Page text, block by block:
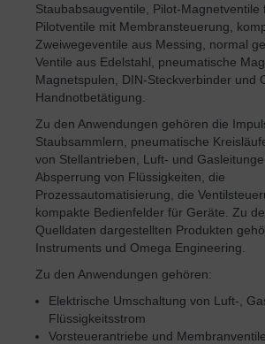
Staubabsaugventile, Pilot-Magnetventile
Pilotventile mit Membransteuerung,
Zweiwegeventile aus Messing, normal
Ventile aus Edelstahl, pneumatische
Magnetspulen, DIN-Steckverbinder und
Handnotbetätigung.
Zu den Anwendungen gehören die
Staubsammlern, pneumatische
von Stellantrieben, Luft- und
Absperrung von Flüssigkeiten, die
Prozessautomatisierung, die
kompakte Bedienfelder für Geräte. Zu
Quelldaten dargestellten Produkten
Instruments und Omega Engineering.
Zu den Anwendungen gehören:
Elektrische Umschaltung von Luft-,
Flüssigkeitsstrom
Vorsteuerantriebe und Membranventile